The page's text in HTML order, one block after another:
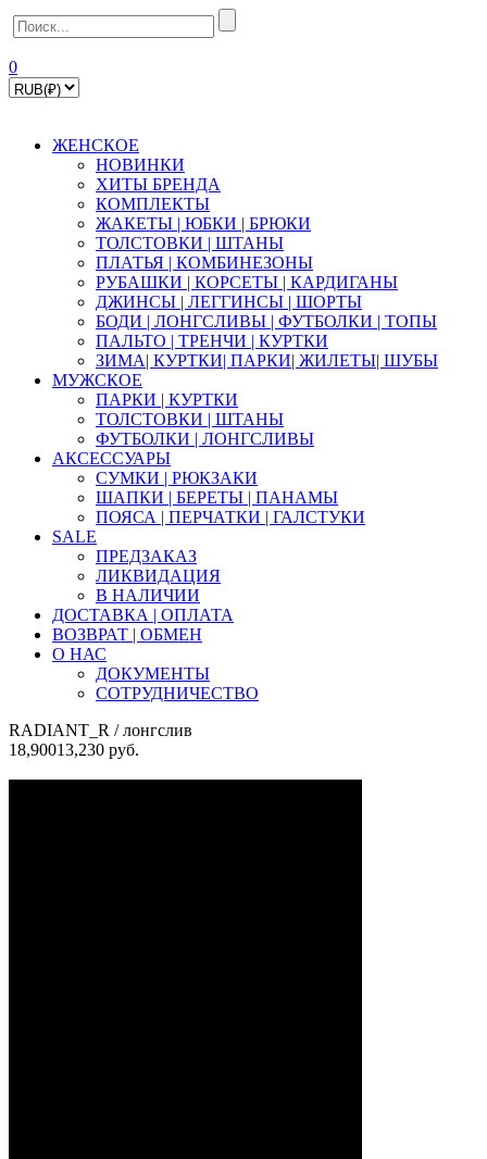
0
ЖЕНСКОЕ
НОВИНКИ
ХИТЫ БРЕНДА
КОМПЛЕКТЫ
ЖАКЕТЫ | ЮБКИ | БРЮКИ
ТОЛСТОВКИ | ШТАНЫ
ПЛАТЬЯ | КОМБИНЕЗОНЫ
РУБАШКИ | КOPСЕТЫ | КАРДИГАНЫ
ДЖИНСЫ | ЛЕГГИНСЫ | ШОРТЫ
БОДИ | ЛОНГСЛИВЫ | ФУТБОЛКИ | ТОПЫ
ПАЛЬТО | ТРЕНЧИ | КУРТКИ
ЗИМА| КУРТКИ| ПАРКИ| ЖИЛЕТЫ| ШУБЫ
МУЖСКОЕ
ПАРКИ | КУРТКИ
ТОЛСТОВКИ | ШТАНЫ
ФУТБОЛКИ | ЛОНГСЛИВЫ
АКСЕССУАРЫ
СУМКИ | РЮКЗАКИ
ШАПКИ | БЕРЕТЫ | ПАНАМЫ
ПОЯСА | ПЕРЧАТКИ | ГАЛСТУКИ
SALE
ПРЕДЗАКАЗ
ЛИКВИДАЦИЯ
В НАЛИЧИИ
ДОСТАВКА | ОПЛАТА
ВОЗВРАТ | ОБМЕН
О НАС
ДОКУМЕНТЫ
СОТРУДНИЧЕСТВО
RADIANT_R / лонгслив
18,90013,230 руб.